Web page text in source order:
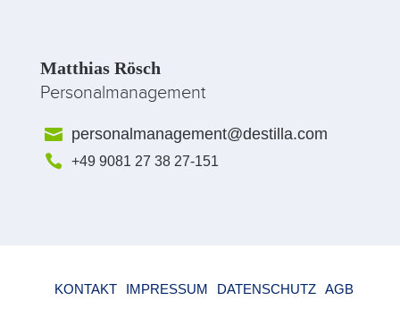
Matthias Rösch
Personalmanagement
 personalmanagement@destilla.com

+49 9081 27 38 27-151
KONTAKT IMPRESSUM DATENSCHUTZ AGB